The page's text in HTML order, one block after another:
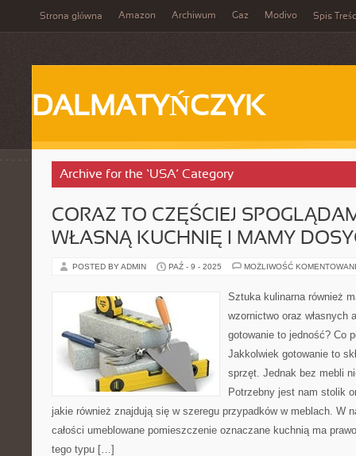
Strona główna Amazon Archiwum Gaz Modivo Spis
DALMATYŃCZYK
Archive for the ‘USA’ Category
CORAZ TO CZĘŚCIEJ
WŁASNĄ KUCHNIĘ I MAMY
POSTED BY ADMIN PAŹ - 9 - 2025 MOŻLIWOŚĆ
Sztuka kulinarna również
wzornictwo oraz własnych
gotowanie to jedność? Co
Jakkolwiek gotowanie to
sprzęt. Jednak bez mebli
Potrzebny jest nam stolik
jakie również znajdują się w szeregu przypadków w meblach. W
całości umeblowane pomieszczenie oznaczane kuchnią ma
tego typu […]